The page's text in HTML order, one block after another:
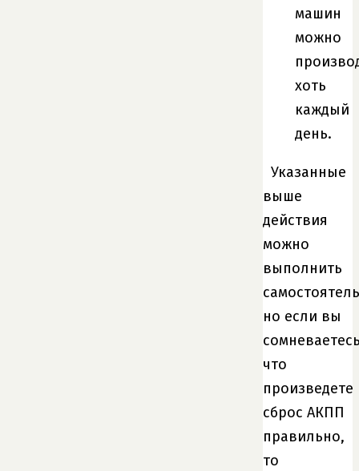
машин
можно
хоть
каждый
день.
Указанные
выше
действия
можно
выполнить
но если вы
что
произведете
сброс АКПП
правильно,
то